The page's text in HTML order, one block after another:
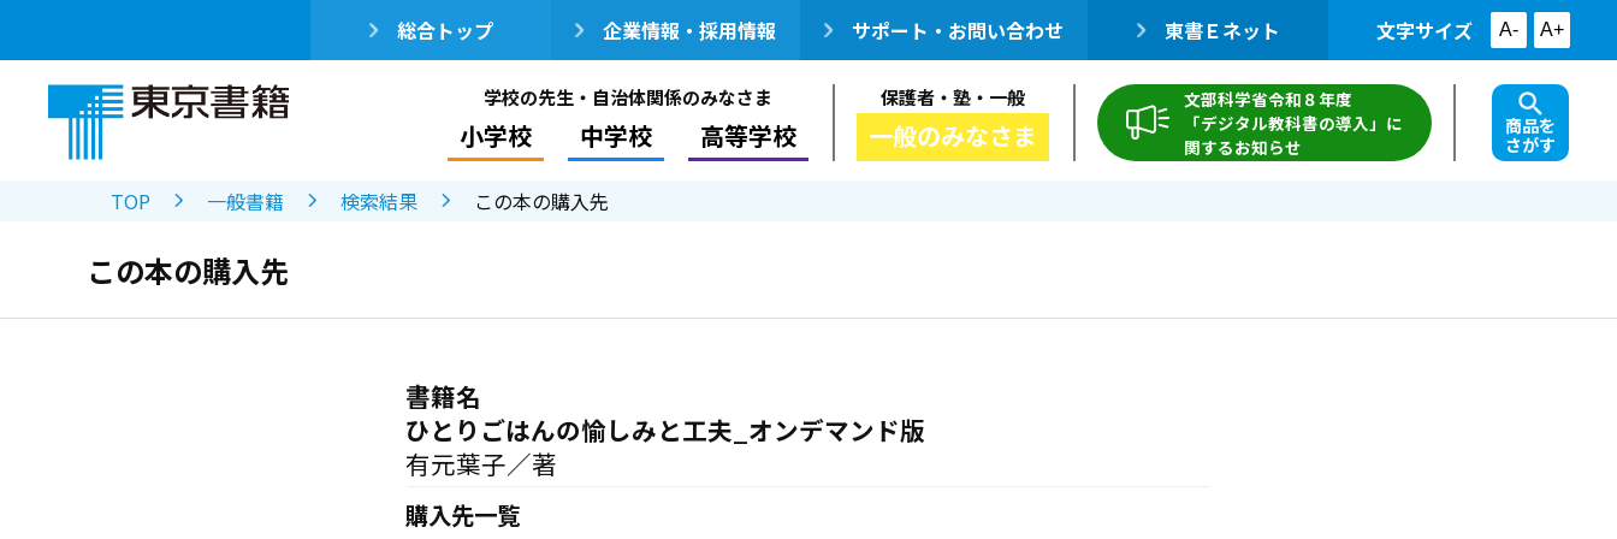
総合トップ 企業情報・採用情報 サポート・お問い合わせ 東書Ｅネット 文字サイズ A- A+
学校の先生・自治体関係のみなさま
小学校 中学校 高等学校
保護者・塾・一般
一般のみなさま
文部科学省令和８年度
「デジタル教科書の導入」に
関するお知らせ
商品を
さがす
TOP 一般書籍 検索結果 この本の購入先
この本の購入先
書籍名
ひとりごはんの愉しみと工夫_オンデマンド版
有元葉子／著
購入先一覧